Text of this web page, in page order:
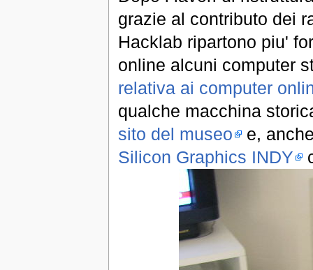
grazie al contributo dei
Hacklab ripartono piu'
online alcuni computer
relativa ai computer
qualche macchina
sito del museo e,
Silicon Graphics INDY